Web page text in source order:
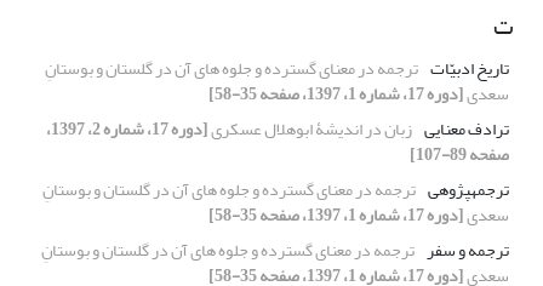
ت
تاریخ ادبیّات ترجمه در معنای گسترده و جلوه های آن در گلستان و بوستانِ
سعدی[دوره 17، شماره 1، 1397، صفحه 35-58]
ترادف معنایی زبان در اندیشۀ ابوهلال عسکری [دوره 17، شماره 2، 1397،
صفحه 89-107]
ترجمه­پژوهی ترجمه در معنای گسترده و جلوه های آن در گلستان و بوستانِ
سعدی[دوره 17، شماره 1، 1397، صفحه 35-58]
ترجمه و سفر ترجمه در معنای گسترده و جلوه های آن در گلستان و بوستانِ
سعدی[دوره 17، شماره 1، 1397، صفحه 35-58]